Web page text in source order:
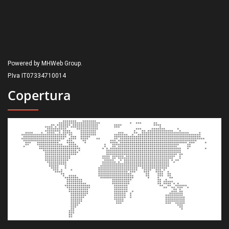
Powered by MHWeb Group.
P.Iva IT07334710014
Copertura